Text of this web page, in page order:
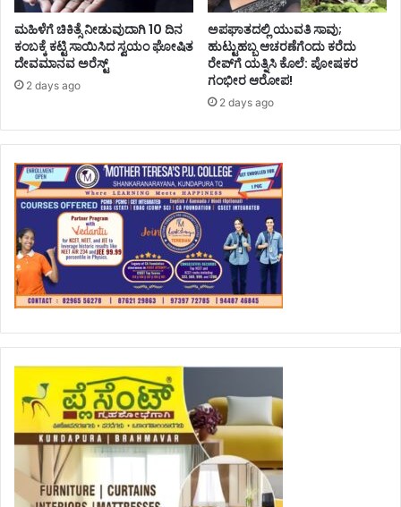
ಮಹಿಳೆಗೆ ಚಿಕಿತ್ಸೆ ನೀಡುವುದಾಗಿ 10 ದಿನ
ಕಂಬಕ್ಕೆ ಕಟ್ಟಿ ಸಾಯಿಸಿದ ಸ್ವಯಂ ಘೋಷಿತ
ದೇವಮಾನವ ಅರೆಸ್ಟ್
2 days ago
ಅಪಘಾತದಲ್ಲಿ ಯುವತಿ ಸಾವು;
ಹುಟ್ಟುಹಬ್ಬ ಆಚರಣೆಗೆಂದು ಕರೆದು
ರೇಪ್‌ಗೆ ಯತ್ನಿಸಿ ಕೊಲೆ: ಪೋಷಕರ
ಗಂಭೀರ ಆರೋಪ!
2 days ago